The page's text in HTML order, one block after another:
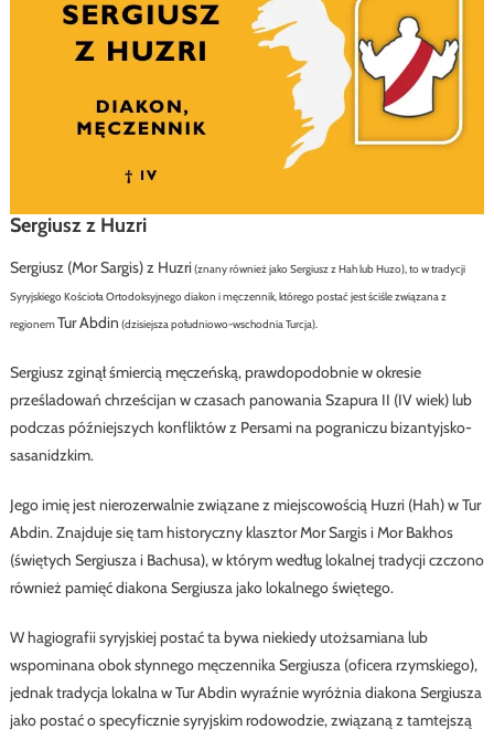
Sergiusz z Huzri
Sergiusz (Mor Sargis) z Huzri (znany również jako Sergiusz z Hah lub Huzo), to wtradycji
Syryjskiego Kościoła Ortodoksyjnegodiakon i męczennik, którego postać jest ściśle związana z
regionemTur Abdin (dzisiejsza południowo-wschodnia Turcja).
Sergiusz zginął śmiercią męczeńską, prawdopodobnie w okresie
prześladowań chrześcijan w czasach panowania Szapura II (IV wiek) lub
podczas późniejszych konfliktów z Persami na pograniczu bizantyjsko-
sasanidzkim.
Jego imię jest nierozerwalnie związane z miejscowością Huzri (Hah) w Tur
Abdin. Znajduje się tam historyczny klasztor Mor Sargis i Mor Bakhos
(świętych Sergiusza i Bachusa), w którym według lokalnej tradycji czczono
również pamięć diakona Sergiusza jako lokalnego świętego.
W hagiografii syryjskiej postać ta bywa niekiedy utożsamiana lub
wspominana obok słynnego męczennika Sergiusza (oficera rzymskiego),
jednak tradycja lokalna w Tur Abdin wyraźnie wyróżnia diakona Sergiusza
jako postać o specyficznie syryjskim rodowodzie, związaną z tamtejszą